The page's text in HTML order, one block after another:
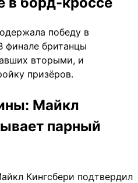
победу в
финале британцы
вторыми, и
призёров.
Майкл
парный
Кингсбери подтвердил